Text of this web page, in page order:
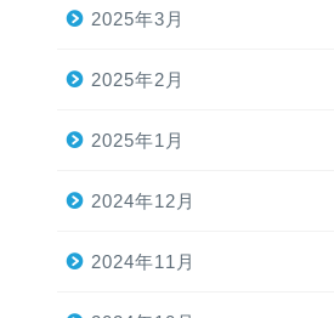
2025年3月
2025年2月
2025年1月
2024年12月
2024年11月